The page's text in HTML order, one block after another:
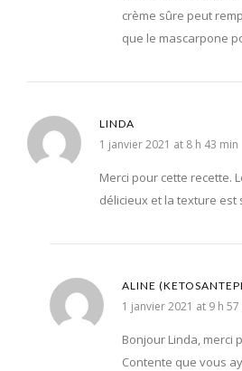
crème sûre peut
que le mascarpone
LINDA
1 janvier 2021 at 8 h 43 min
Merci pour cette recette.
délicieux et la texture est
ALINE
1 janvier 2021 at 9 h 57
Bonjour Linda, merci
Contente que vous